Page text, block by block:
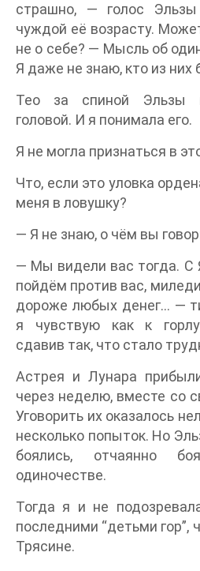
страшно, — голос Эльзы
чуждой её возрасту.
не о себе? — Мысль об
Я даже не знаю, кто из них
Тео за спиной Эльзы
головой. И я понимала его.
Я не могла признаться в
Что, если это уловка
меня в ловушку?
— Я не знаю, о чём вы
— Мы видели вас тогда. С
пойдём против вас,
дороже любых денег… —
я чувствую как к
сдавив так, что стало
Астрея и Лунара
через неделю, вместе со
Уговорить их оказалось
несколько попыток. Но
боялись, отчаянно
одиночестве.
Тогда я и не
последними “детьми гор”,
Трясине.